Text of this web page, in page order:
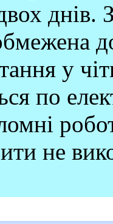
днів.
у
по
не